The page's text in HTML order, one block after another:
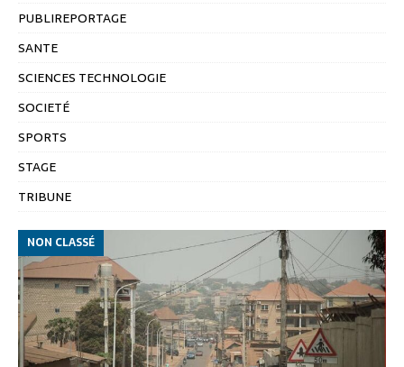
PUBLIREPORTAGE
SANTE
SCIENCES TECHNOLOGIE
SOCIETÉ
SPORTS
STAGE
TRIBUNE
NON CLASSÉ